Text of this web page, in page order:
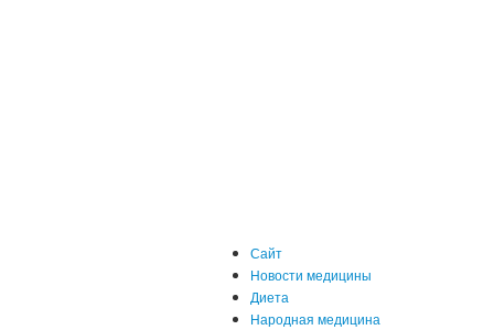
Сайт
Новости медицины
Диета
Народная медицина